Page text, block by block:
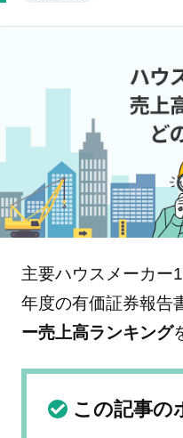
主要ハウスメーカー
年度の有価証券報告
ー売上高ランキング
この記事の